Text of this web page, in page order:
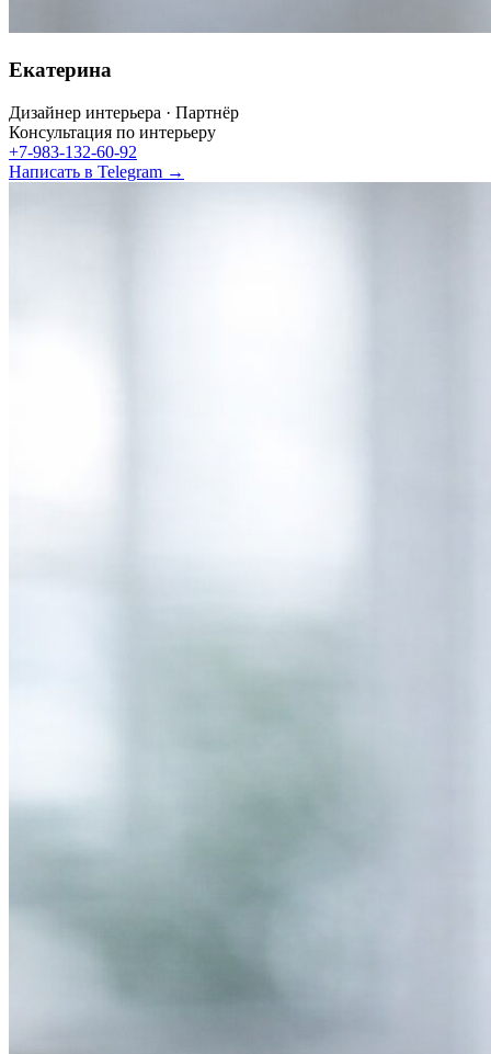
Екатерина
Дизайнер интерьера · Партнёр
Консультация по интерьеру
+7-983-132-60-92
Написать в Telegram →